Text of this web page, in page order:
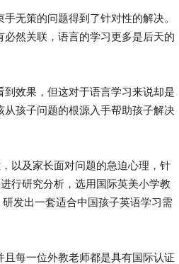
无策的问题得到了针对性的解决。
然关联，语言的学习更多是后天的
效果，但这对于语言学习来说却是
孩子问题的根源入手帮助孩子解决
以及家长面对问题的急迫心理，针
行研究分析，选用国际英美小学教
发出一套适合中国孩子英语学习需
每一位外教老师都是具有国际认证